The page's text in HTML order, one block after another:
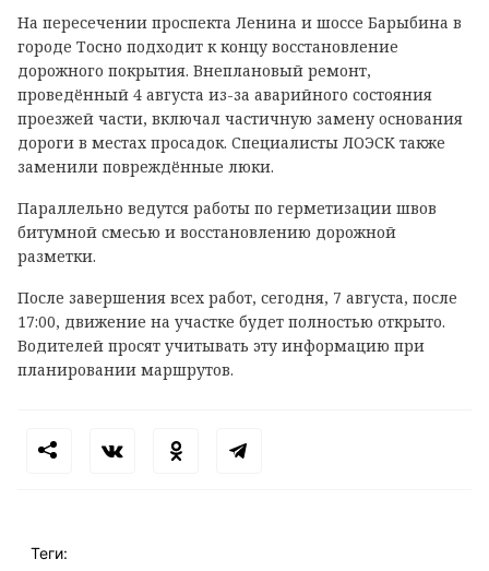
На пересечении проспекта Ленина и шоссе Барыбина в
городе Тосно подходит к концу восстановление
дорожного покрытия. Внеплановый ремонт,
проведённый 4 августа из-за аварийного состояния
проезжей части, включал частичную замену основания
дороги в местах просадок. Специалисты ЛОЭСК также
заменили повреждённые люки.
Параллельно ведутся работы по герметизации швов
битумной смесью и восстановлению дорожной
разметки.
После завершения всех работ, сегодня, 7 августа, после
17:00, движение на участке будет полностью открыто.
Водителей просят учитывать эту информацию при
планировании маршрутов.
Теги: